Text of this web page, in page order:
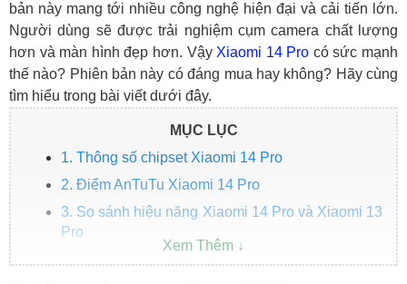
bản này mang tới nhiều công nghệ hiện đại và cải tiến lớn.
Người dùng sẽ được trải nghiệm cụm camera chất lượng
hơn và màn hình đẹp hơn. Vậy Xiaomi 14 Pro có sức mạnh
thế nào? Phiên bản này có đáng mua hay không? Hãy cùng
tìm hiểu trong bài viết dưới đây.
MỤC LỤC
1. Thông số chipset Xiaomi 14 Pro
2. Điểm AnTuTu Xiaomi 14 Pro
3. So sánh hiệu năng Xiaomi 14 Pro và Xiaomi 13
Pro